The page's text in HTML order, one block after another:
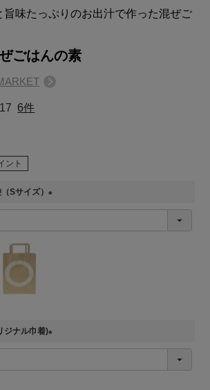
旨味たっぷりのお出汁で作った混ぜご
ごはんの素
6件
ント
Sサイズ）
(
ジナル巾着)
(